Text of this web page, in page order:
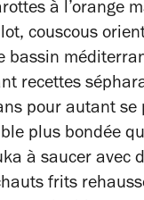
à l’orange
couscous
bassin
recettes
pour autant se
plus bondée
à saucer avec
frits